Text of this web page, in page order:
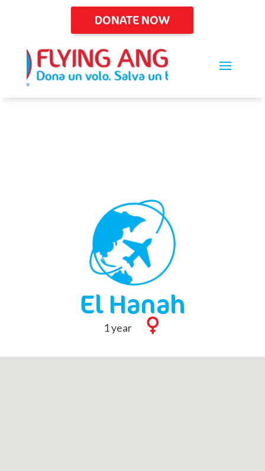
DONATE NOW
El Hanah
1 year